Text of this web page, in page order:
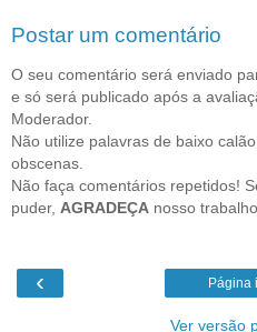
Postar um comentário
O seu comentário será enviado
e só será publicado após a
Moderador.
Não utilize palavras de baixo
obscenas.
Não faça comentários repetidos!
puder, AGRADEÇA nosso
‹ Página
Ver versão